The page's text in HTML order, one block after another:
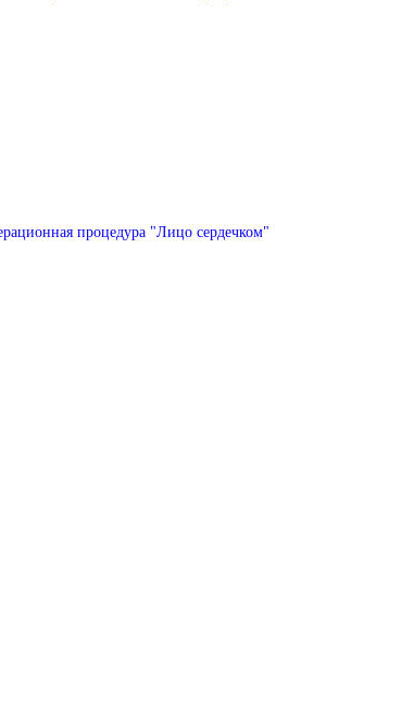
процедура "Лицо сердечком"